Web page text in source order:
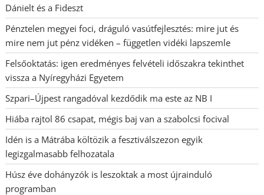
Dánielt és a Fideszt
Pénztelen megyei foci, dráguló vasútfejlesztés: mire jut és
mire nem jut pénz vidéken – független vidéki lapszemle
Felsőoktatás: igen eredményes felvételi időszakra tekinthet
vissza a Nyíregyházi Egyetem
Szpari–Újpest rangadóval kezdődik ma este az NB I
Hiába rajtol 86 csapat, mégis baj van a szabolcsi focival
Idén is a Mátrába költözik a fesztiválszezon egyik
legizgalmasabb felhozatala
Húsz éve dohányzók is leszoktak a most újrainduló
programban